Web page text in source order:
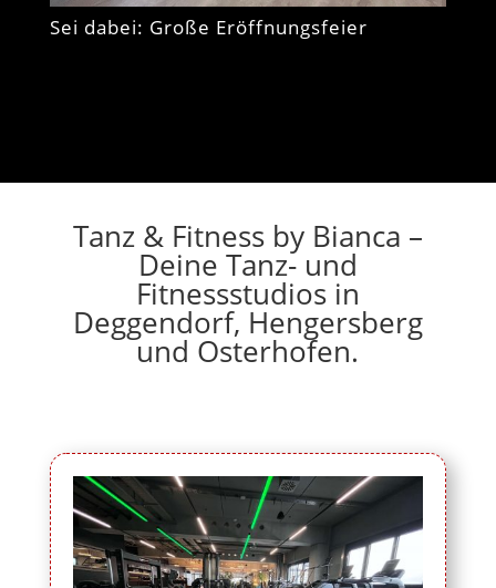
Sei dabei: Große Eröffnungsfeier
Tanz & Fitness by Bianca –
Deine Tanz- und
Fitnessstudios in
Deggendorf, Hengersberg
und Osterhofen.